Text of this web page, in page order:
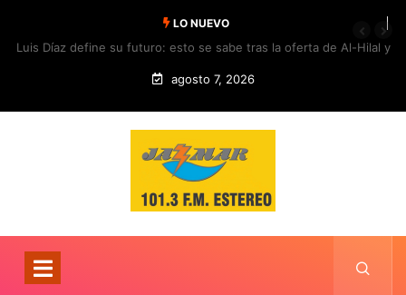
LO NUEVO
Luis Díaz define su futuro: esto se sabe tras la oferta de Al-Hilal y
la respuesta del Bayern
agosto 7, 2026